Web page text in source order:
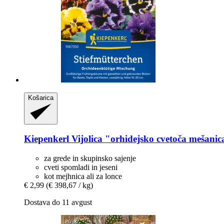
Košarica
Kiepenkerl Vijolica "orhidejsko cvetoča
za grede in skupinsko sajenje
cveti spomladi in jeseni
kot mejhnica ali za lonce
€ 2,99 (€ 398,67 / kg)
Dostava do 11 avgust